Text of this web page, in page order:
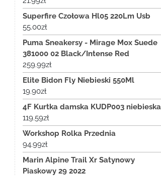
Superfire Czołowa Hl05 220Lm Usb
55.00zł
Puma Sneakersy - Mirage Mox Suede
381000 02 Black/Intense Red
259.99zł
Elite Bidon Fly Niebieski 550Ml
19.90zł
4F Kurtka damska KUDP003 niebieska
119.59zł
Workshop Rolka Przednia
94.99zł
Marin Alpine Trail Xr Satynowy
Piaskowy 29 2022